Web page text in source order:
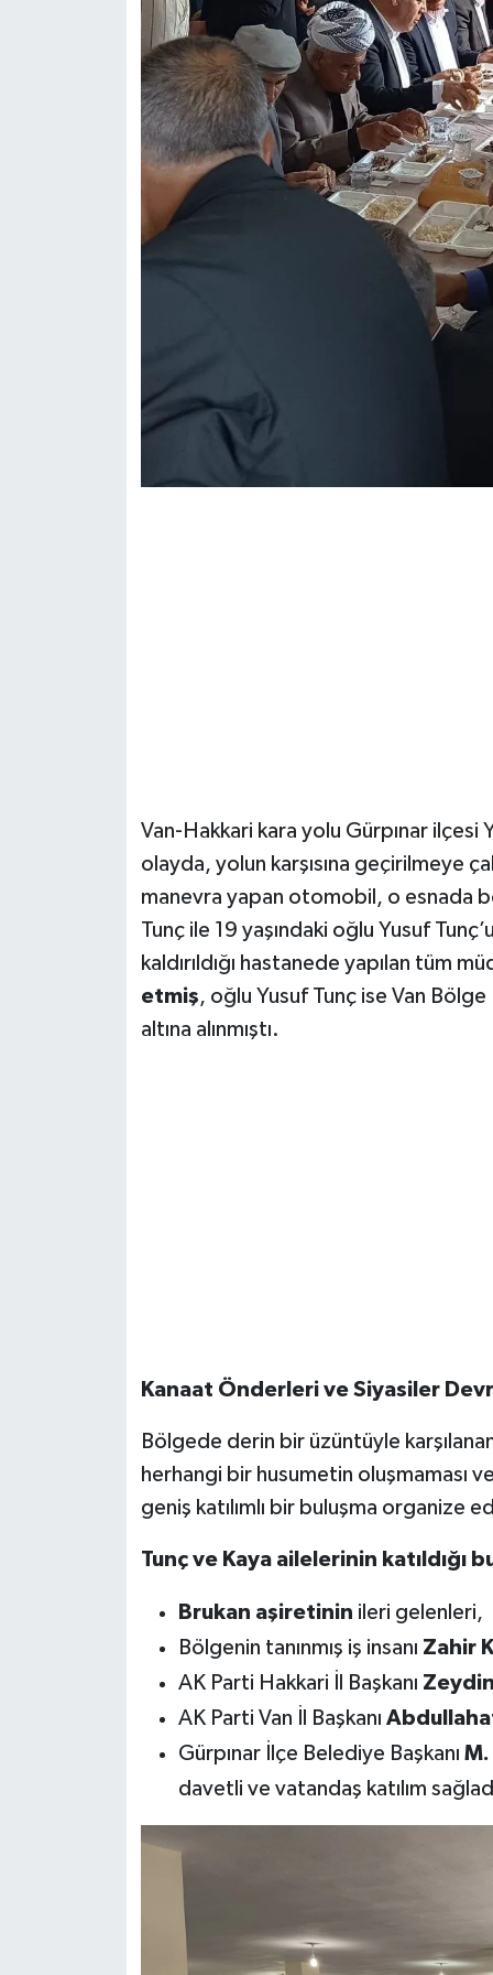
Van-Hakkari kara yolu Gürpınar ilçesi
olayda, yolun karşısına geçirilmeye
manevra yapan otomobil, o esnada
Tunç ile 19 yaşındaki oğlu Yusuf
kaldırıldığı hastanede yapılan tüm
etmiş, oğlu Yusuf Tunç ise Van
altına alınmıştı.
Kanaat Önderleri ve Siyasiler
Bölgede derin bir üzüntüyle
herhangi bir husumetin oluşmaması
geniş katılımlı bir buluşma organize
Tunç ve Kaya ailelerinin katıldığı
Brukan aşiretinin ileri gelenleri,
Bölgenin tanınmış iş insanı Zahir
AK Parti Hakkari İl Başkanı
AK Parti Van İl Başkanı
Gürpınar İlçe Belediye Başkanı M.
davetli ve vatandaş katılım